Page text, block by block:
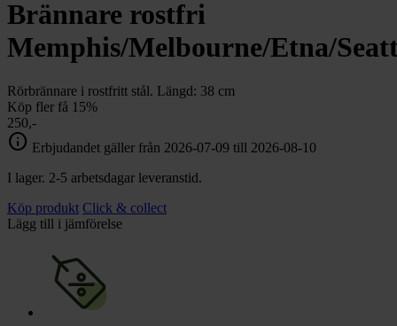
Grill & Fritid chevron_right
Lacanche
Brännare rostfri
Memphis/Melbourne/Etna/
Rörbrännare i rostfritt stål. Längd: 38 cm
Köp fler få 15%
250,-
info Erbjudandet gäller från 2026-07-09 till 2026-08-10
I lager. 2-5 arbetsdagar leveranstid.
Köp produkt Click & collect
Lägg till i jämförelse